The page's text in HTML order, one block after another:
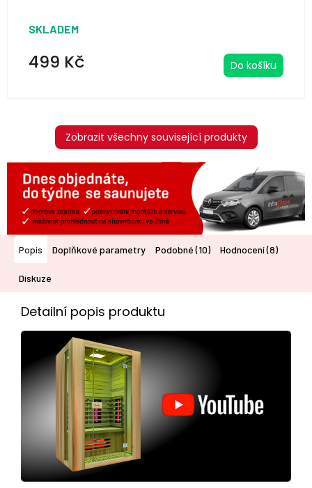
SKLADEM
499 Kč Do košíku
Zobrazit všechny související produkty
Popis Doplňkové parametry Podobné (10) Hodnocení (8)
Diskuze
Detailní popis produktu